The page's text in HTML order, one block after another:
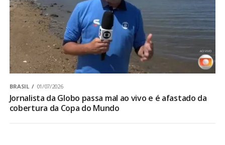
BRASIL 01/07/2026
Jornalista da Globo passa mal ao vivo e é afastado da
cobertura da Copa do Mundo